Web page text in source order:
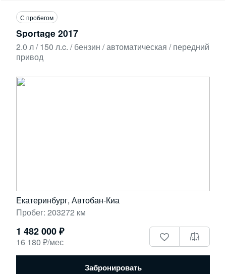
С пробегом
Sportage 2017
2.0 л / 150 л.c. / бензин / автоматическая / передний
привод
Екатеринбург, Автобан-Киа
Пробег: 203272 км
1 482 000 ₽
16 180 ₽/мес
Забронировать